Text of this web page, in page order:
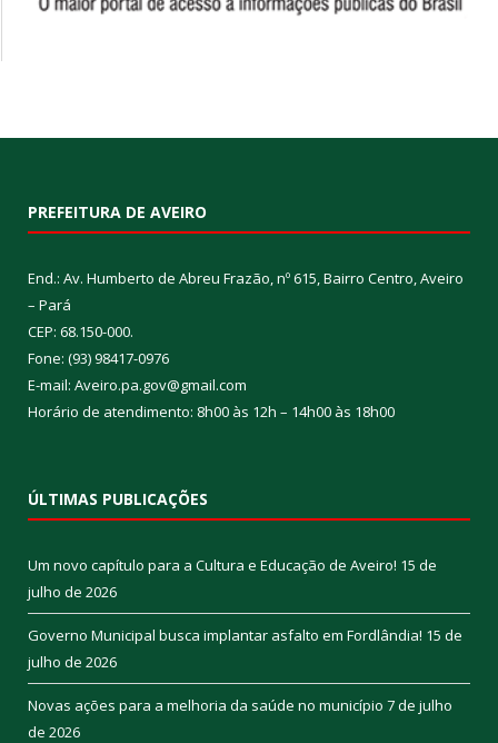
PREFEITURA DE AVEIRO
End.: Av. Humberto de Abreu Frazão, nº 615, Bairro Centro, Aveiro
– Pará
CEP: 68.150-000.
Fone: (93) 98417-0976
E-mail: Aveiro.pa.gov@gmail.com
Horário de atendimento: 8h00 às 12h – 14h00 às 18h00
ÚLTIMAS PUBLICAÇÕES
Um novo capítulo para a Cultura e Educação de Aveiro! 15 de
julho de 2026
Governo Municipal busca implantar asfalto em Fordlândia! 15 de
julho de 2026
Novas ações para a melhoria da saúde no município 7 de julho
de 2026